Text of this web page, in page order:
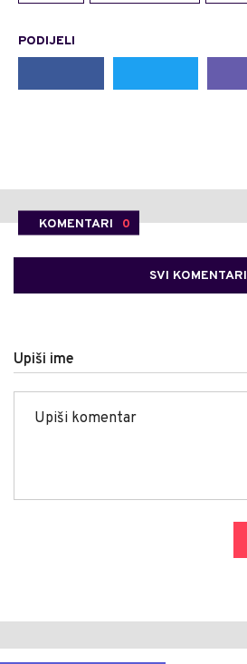
PODIJELI
KOMENTARI 0
SVI KOMENTARI
Upiši ime